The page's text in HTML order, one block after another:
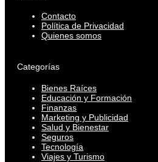
Contacto
Política de Privacidad
Quienes somos
Categorías
Bienes Raíces
Educación y Formación
Finanzas
Marketing y Publicidad
Salud y Bienestar
Seguros
Tecnología
Viajes y Turismo